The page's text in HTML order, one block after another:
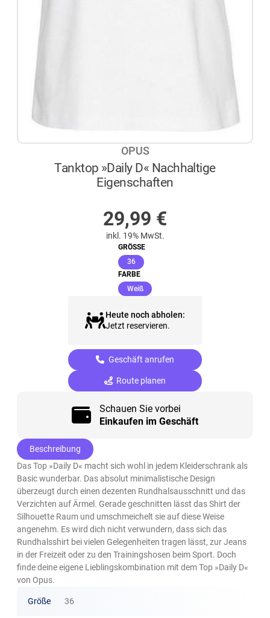
OPUS
Tanktop »Daily D« Nachhaltige
Eigenschaften
29,99 €
inkl. 19% MwSt.
GRÖSSE
36(ausgewählt)
FARBE
Weiß(ausgewählt)
Heute noch abholen:
Jetzt reservieren.
Geschäft anrufen
Route planen
Schauen Sie vorbei
Einkaufen im Geschäft
Beschreibung
Das Top »Daily D« macht sich wohl in jedem Kleiderschrank als
Basic wunderbar. Das absolut minimalistische Design
überzeugt durch einen dezenten Rundhalsausschnitt und das
Verzichten auf Ärmel. Gerade geschnitten lässt das Shirt der
Silhouette Raum und umschmeichelt sie auf diese Weise
angenehm. Es wird dich nicht verwundern, dass sich das
Rundhalsshirt bei vielen Gelegenheiten tragen lässt, zur Jeans
in der Freizeit oder zu den Trainingshosen beim Sport. Doch
finde deine eigene Lieblingskombination mit dem Top »Daily D«
von Opus.
Größe 36